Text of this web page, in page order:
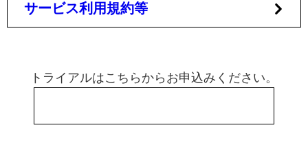
サービス利用規約等
トライアルはこちらからお申込みください。